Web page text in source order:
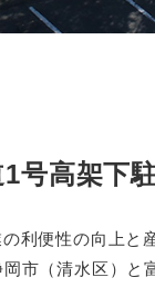
1号高架下
利便性の向上と
市（清水区）と